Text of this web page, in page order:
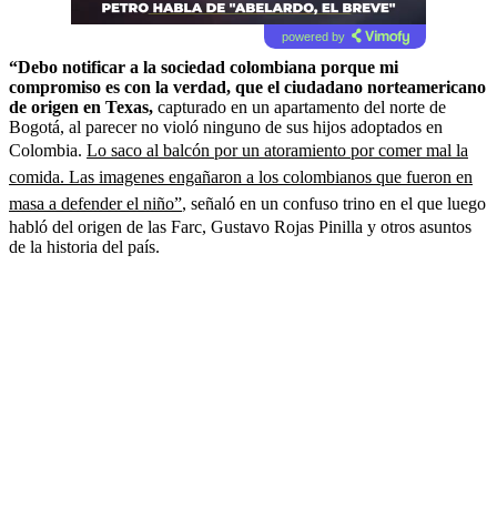
powered by
“Debo notificar a la sociedad colombiana porque mi
compromiso es con la verdad, que el ciudadano norteamericano
de origen en Texas, capturado en un apartamento del norte de
Bogotá, al parecer no violó ninguno de sus hijos adoptados en
Colombia. Lo saco al balcón por un atoramiento por comer mal la
comida. Las imagenes engañaron a los colombianos que fueron en
masa a defender el niño”, señaló en un confuso trino en el que luego
habló del origen de las Farc, Gustavo Rojas Pinilla y otros asuntos
de la historia del país.